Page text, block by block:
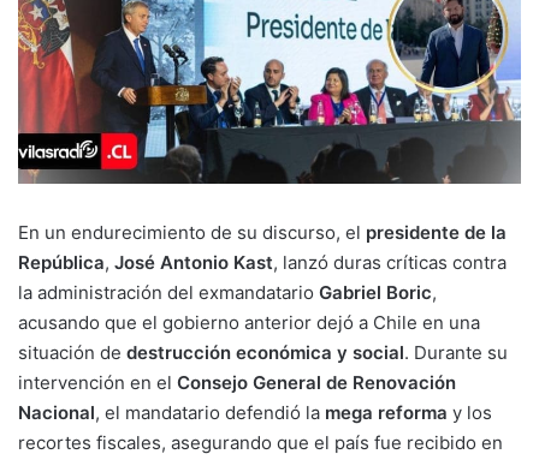
En un endurecimiento de su discurso, el presidente de la
República, José Antonio Kast, lanzó duras críticas contra
la administración del exmandatario Gabriel Boric,
acusando que el gobierno anterior dejó a Chile en una
situación de destrucción económica y social. Durante su
intervención en el Consejo General de Renovación
Nacional, el mandatario defendió la mega reforma y los
recortes fiscales, asegurando que el país fue recibido en